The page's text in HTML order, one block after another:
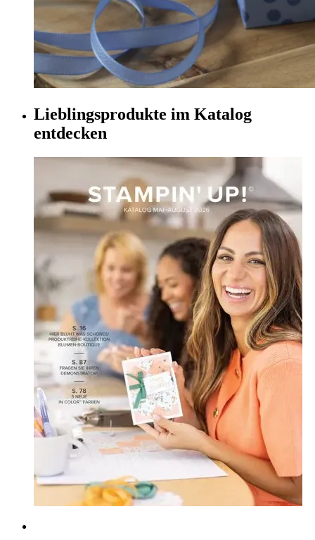
Lieblingsprodukte im Katalog
entdecken